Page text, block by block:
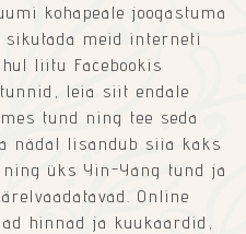
kohapeale joogastuma
meid interneti
liitu Facebookis
leia siit endale
tund ning tee seda
nädal lisandub siia kaks
üks Yin-Yang tund ja
Online
hinnad ja kuukaardid,